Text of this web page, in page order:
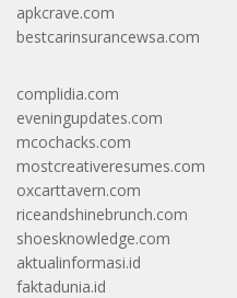
apkcrave.com
bestcarinsurancewsa.com
complidia.com
eveningupdates.com
mcochacks.com
mostcreativeresumes.com
oxcarttavern.com
riceandshinebrunch.com
shoesknowledge.com
aktualinformasi.id
faktadunia.id